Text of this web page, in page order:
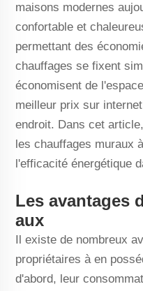
maisons modernes
confortable et
permettant des
chauffages se fixent
économisent de
meilleur prix sur
endroit. Dans cet
les chauffages muraux
l'efficacité énergétique
Les avantages
aux
Il existe de nombreux
propriétaires à en
d'abord, leur